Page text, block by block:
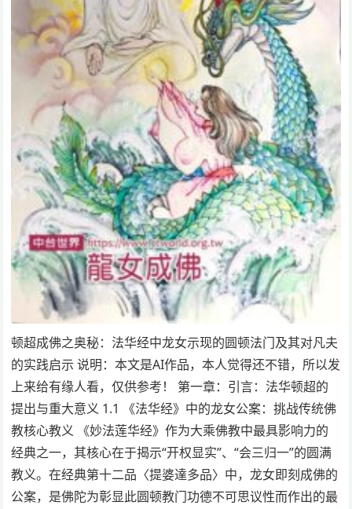
顿超成佛之奥秘：法华经中龙女示现的圆顿法门及其对凡夫
的实践启示 说明：本文是AI作品，本人觉得还不错，所以发
上来给有缘人看，仅供参考！ 第一章：引言：法华顿超的
提出与重大意义 1.1 《法华经》中的龙女公案：挑战传统佛
教核心教义 《妙法莲华经》作为大乘佛教中最具影响力的
经典之一，其核心在于揭示“开权显实”、“会三归一”的圆满
教义。在经典第十二品〈提婆達多品〉中，龙女即刻成佛的
公案，是佛陀为彰显此圆顿教门功德不可思议性而作出的最